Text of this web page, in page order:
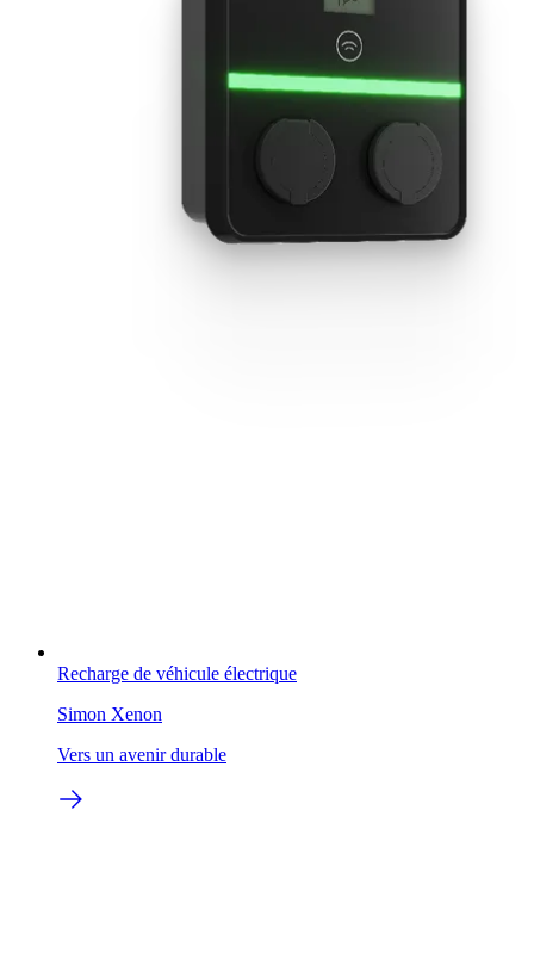
Recharge de véhicule électrique
Simon Xenon
Vers un avenir durable